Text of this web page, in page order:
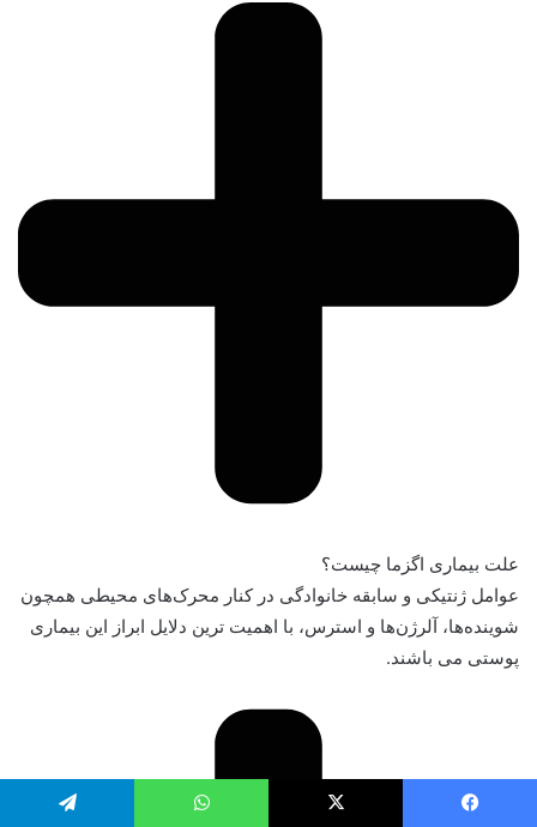
علت بیماری اگزما چیست؟
عوامل ژنتیکی و سابقه خانوادگی در کنار محرک‌های محیطی همچون
شوینده‌ها، آلرژن‌ها و استرس، با اهمیت ترین دلایل ابراز این بیماری
پوستی می باشند.